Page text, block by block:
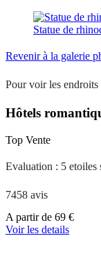
Statue de
Revenir à la galerie
Pour voir les endroits
Hôtels
Top Vente
Evaluation : 5 etoiles
7458 avis
A
partir
A partir de 69 €
Voir les details